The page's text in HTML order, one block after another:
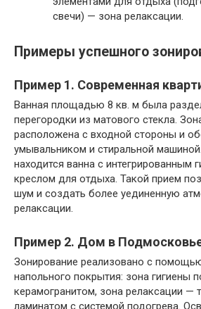
свечи) — зона релаксации.
Примеры успешного
Пример 1. Современная
Ванная площадью 8 кв. м была
перегородки из матового стекла.
расположена с входной стороны и
умывальником и стиральной
находится ванна с интегрированным
креслом для отдыха. Такой прием
шум и создать более уединенную
релаксации.
Пример 2. Дом в
Зонирование реализовано с
напольного покрытия: зона гигиены
керамогранитом, зона релаксации —
ламинатом с системой подогрева.